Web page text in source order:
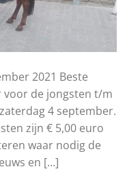
2021 Beste
voor de jongsten t/m
4 september.
zijn € 5,00 euro
waar nodig de
en […]